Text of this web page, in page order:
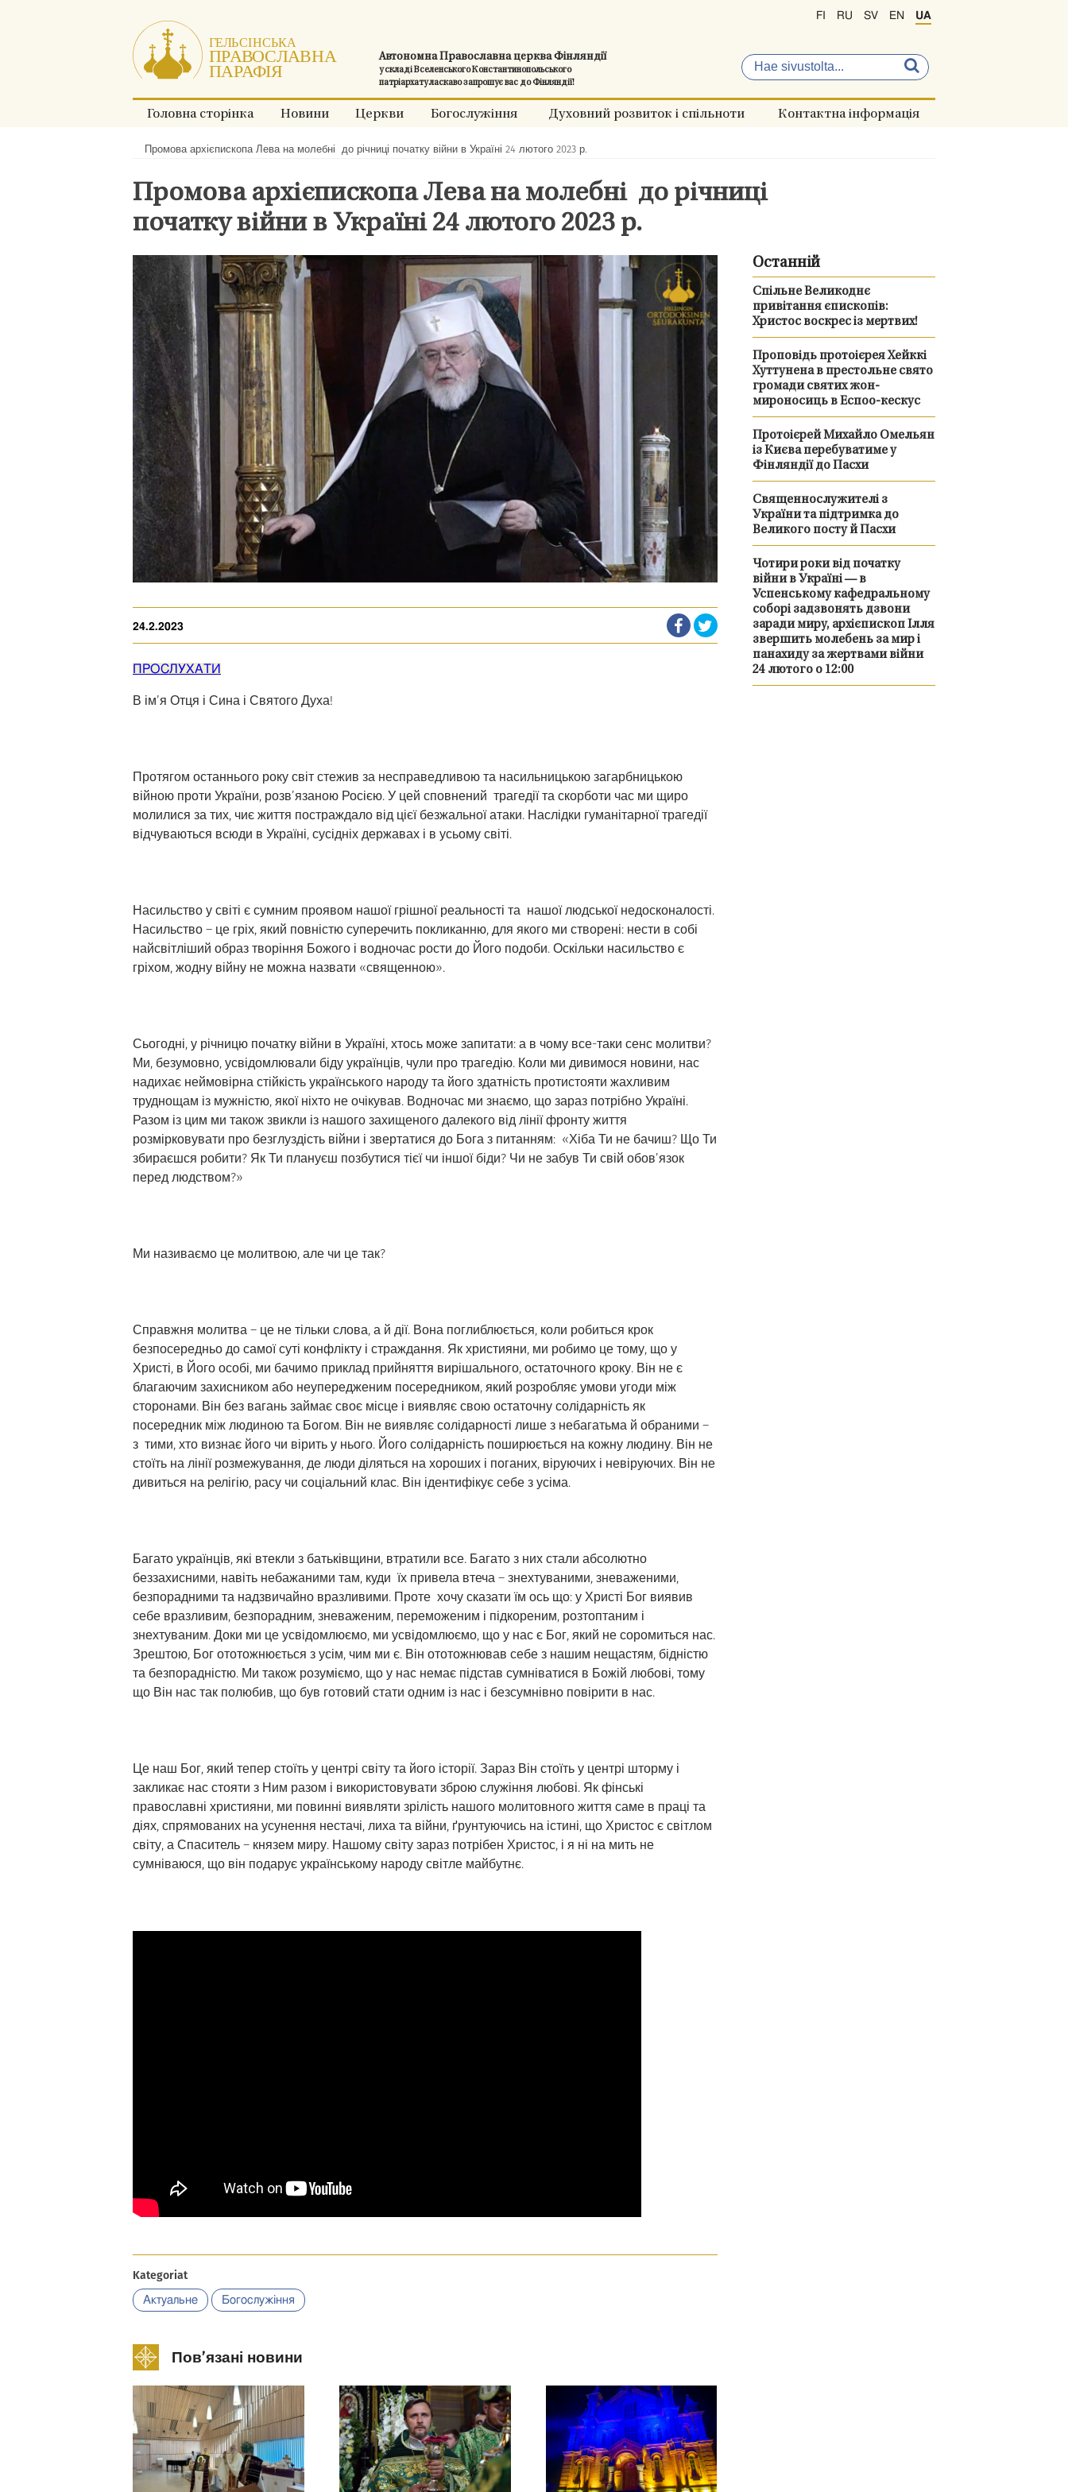
до
змісту.
Автономна Православна церква Фінляндії
у складі Вселенського Константинопольського
патріархату ласкаво запрошує вас до Фінляндії!
FI RU SV EN UA
Головна сторінка Новини Церкви Богослужіння Духовний розвиток і спільноти Контактна інформація
Хлібні
Промова архієпископа Лева на молебні до річниці початку війни в Україні 24 лютого 2023 р.
Промова архієпископа Лева на молебні до річниці
початку війни в Україні 24 лютого 2023 р.
24.2.2023
ПРОСЛУХАТИ
В ім’я Отця і Сина і Святого Духа!
Протягом останнього року світ стежив за несправедливою та насильницькою загарбницькою
війною проти України, розв’язаною Росією. У цей сповнений трагедії та скорботи час ми щиро
молилися за тих, чиє життя постраждало від цієї безжальної атаки. Наслідки гуманітарної трагедії
відчуваються всюди в Україні, сусідніх державах і в усьому світі.
Насильство у світі є сумним проявом нашої грішної реальності та нашої людської недосконалості.
Насильство – це гріх, який повністю суперечить покликанню, для якого ми створені: нести в собі
найсвітліший образ творіння Божого і водночас рости до Його подоби. Оскільки насильство є
гріхом, жодну війну не можна назвати «священною».
Сьогодні, у річницю початку війни в Україні, хтось може запитати: а в чому все-таки сенс молитви?
Ми, безумовно, усвідомлювали біду українців, чули про трагедію. Коли ми дивимося новини, нас
надихає неймовірна стійкість українського народу та його здатність протистояти жахливим
труднощам із мужністю, якої ніхто не очікував. Водночас ми знаємо, що зараз потрібно Україні.
Разом із цим ми також звикли із нашого захищеного далекого від лінії фронту життя
розмірковувати про безглуздість війни і звертатися до Бога з питанням: «Хіба Ти не бачиш? Що Ти
збираєшся робити? Як Ти плануєш позбутися тієї чи іншої біди? Чи не забув Ти свій обов’язок
перед людством?»
Ми називаємо це молитвою, але чи це так?
Справжня молитва – це не тільки слова, а й дії. Вона поглиблюється, коли робиться крок
безпосередньо до самої суті конфлікту і страждання. Як християни, ми робимо це тому, що у
Христі, в Його особі, ми бачимо приклад прийняття вирішального, остаточного кроку. Він не є
благаючим захисником або неупередженим посередником, який розробляє умови угоди між
сторонами. Він без вагань займає своє місце і виявляє свою остаточну солідарність як
посередник між людиною та Богом. Він не виявляє солідарності лише з небагатьма й обраними –
з тими, хто визнає його чи вірить у нього. Його солідарність поширюється на кожну людину. Він не
стоїть на лінії розмежування, де люди діляться на хороших і поганих, віруючих і невіруючих. Він не
дивиться на релігію, расу чи соціальний клас. Він ідентифікує себе з усіма.
Багато українців, які втекли з батьківщини, втратили все. Багато з них стали абсолютно
беззахисними, навіть небажаними там, куди їх привела втеча – знехтуваними, зневаженими,
безпорадними та надзвичайно вразливими. Проте хочу сказати їм ось що: у Христі Бог виявив
себе вразливим, безпорадним, зневаженим, переможеним і підкореним, розтоптаним і
знехтуваним. Доки ми це усвідомлюємо, ми усвідомлюємо, що у нас є Бог, який не соромиться нас.
Зрештою, Бог ототожнюється з усім, чим ми є. Він ототожнював себе з нашим нещастям, бідністю
та безпорадністю. Ми також розуміємо, що у нас немає підстав сумніватися в Божій любові, тому
що Він нас так полюбив, що був готовий стати одним із нас і безсумнівно повірити в нас.
Це наш Бог, який тепер стоїть у центрі світу та його історії. Зараз Він стоїть у центрі шторму і
закликає нас стояти з Ним разом і використовувати зброю служіння любові. Як фінські
православні християни, ми повинні виявляти зрілість нашого молитовного життя саме в праці та
діях, спрямованих на усунення нестачі, лиха та війни, ґрунтуючись на істині, що Христос є світлом
світу, а Спаситель – князем миру. Нашому світу зараз потрібен Христос, і я ні на мить не
сумніваюся, що він подарує українському народу світле майбутнє.
Kategoriat
Актуальне Богослужіння
Пов’язані новини
Останній
Спільне Великоднє
привітання єпископів:
Христос воскрес із мертвих!
Проповідь протоієрея Хейккі
Хуттунена в престольне свято
громади святих жон-
мироносиць в Еспоо-кескус
Протоієрей Михайло Омельян
із Києва перебуватиме у
Фінляндії до Пасхи
Священнослужителі з
України та підтримка до
Великого посту й Пасхи
Чотири роки від початку
війни в Україні — в
Успенському кафедральному
соборі задзвонять дзвони
заради миру, архієпископ Ілля
звершить молебень за мир і
панахиду за жертвами війни
24 лютого о 12:00